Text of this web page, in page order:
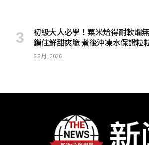
初級大人必學！粟米烚得耐軟爛
鎖住鮮甜爽脆 煮後沖凍水保證粒
6 8 月, 2026